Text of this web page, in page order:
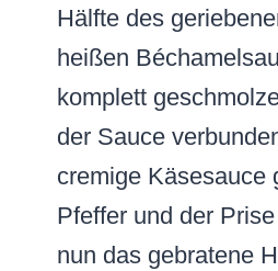
Hälfte des
heißen
komplett
der Sauce
cremige Käsesauce
Pfeffer und der
nun das gebratene